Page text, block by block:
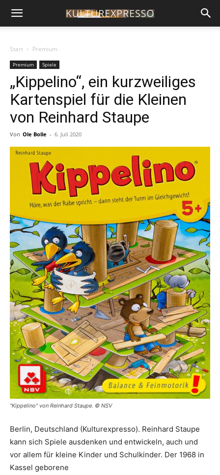
Start Premium
Premium Spiele
„Kippelino“, ein kurzweiliges
Kartenspiel für die Kleinen
von Reinhard Staupe
Von Ole Bolle - 6. Juli 2020
"Kippelino" von Reinhard Staupe. © NSV
Berlin, Deutschland (Kulturexpresso). Reinhard Staupe
kann sich Spiele ausdenken und entwickeln, auch und
vor allem für kleine Kinder und Schulkinder. Der 1968 in
Kassel geborene